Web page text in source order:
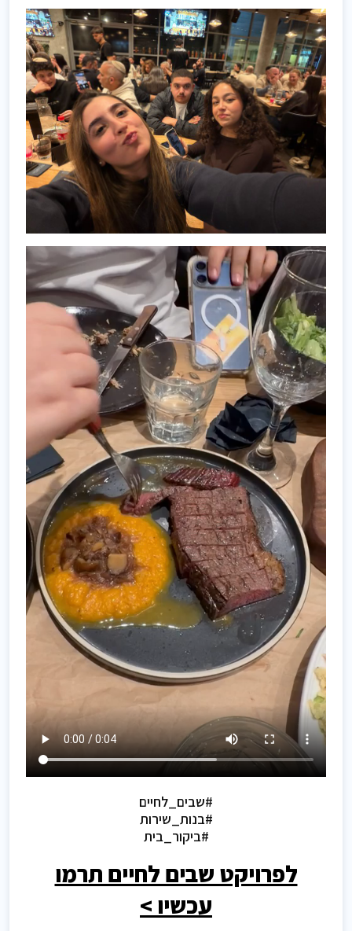
#שבים_לחיים
#בנות_שירות
#ביקור_בית
לפרויקט שבים לחיים תרמו
עכשיו >